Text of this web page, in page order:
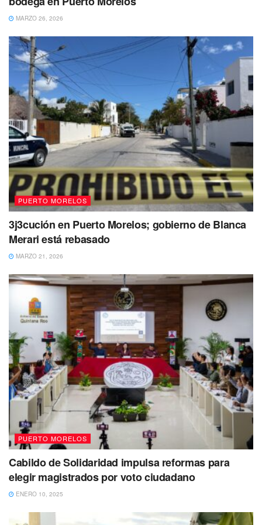
Tal parece que las autoridades ya no engañan tan
fácilmente a los habitantes de Puerto Morelos a
quienes han decepcionado una tras otra, con la
realización de obras que no concluyen o solo aguantan la
entrega.
Pero los comentarios de los usuarios quejándose de la
situación actual del dispensario continúan:
Porque nunca hay nadie no
medicamentos”
“No hay medicamentos”
“Ni realizan nada ahí, si vas con una
herida se espantan y que ahí no pueden
realizar eso, ni para checar la presión”
MARZO 26, 2026
PUERTO MORELOS
3j3cución en Puerto Morelos; gobierno de Blanca
Merari está rebasado
MARZO 21, 2026
PUERTO MORELOS
Cabildo de Solidaridad impulsa reformas para
elegir magistrados por voto ciudadano
ENERO 10, 2025